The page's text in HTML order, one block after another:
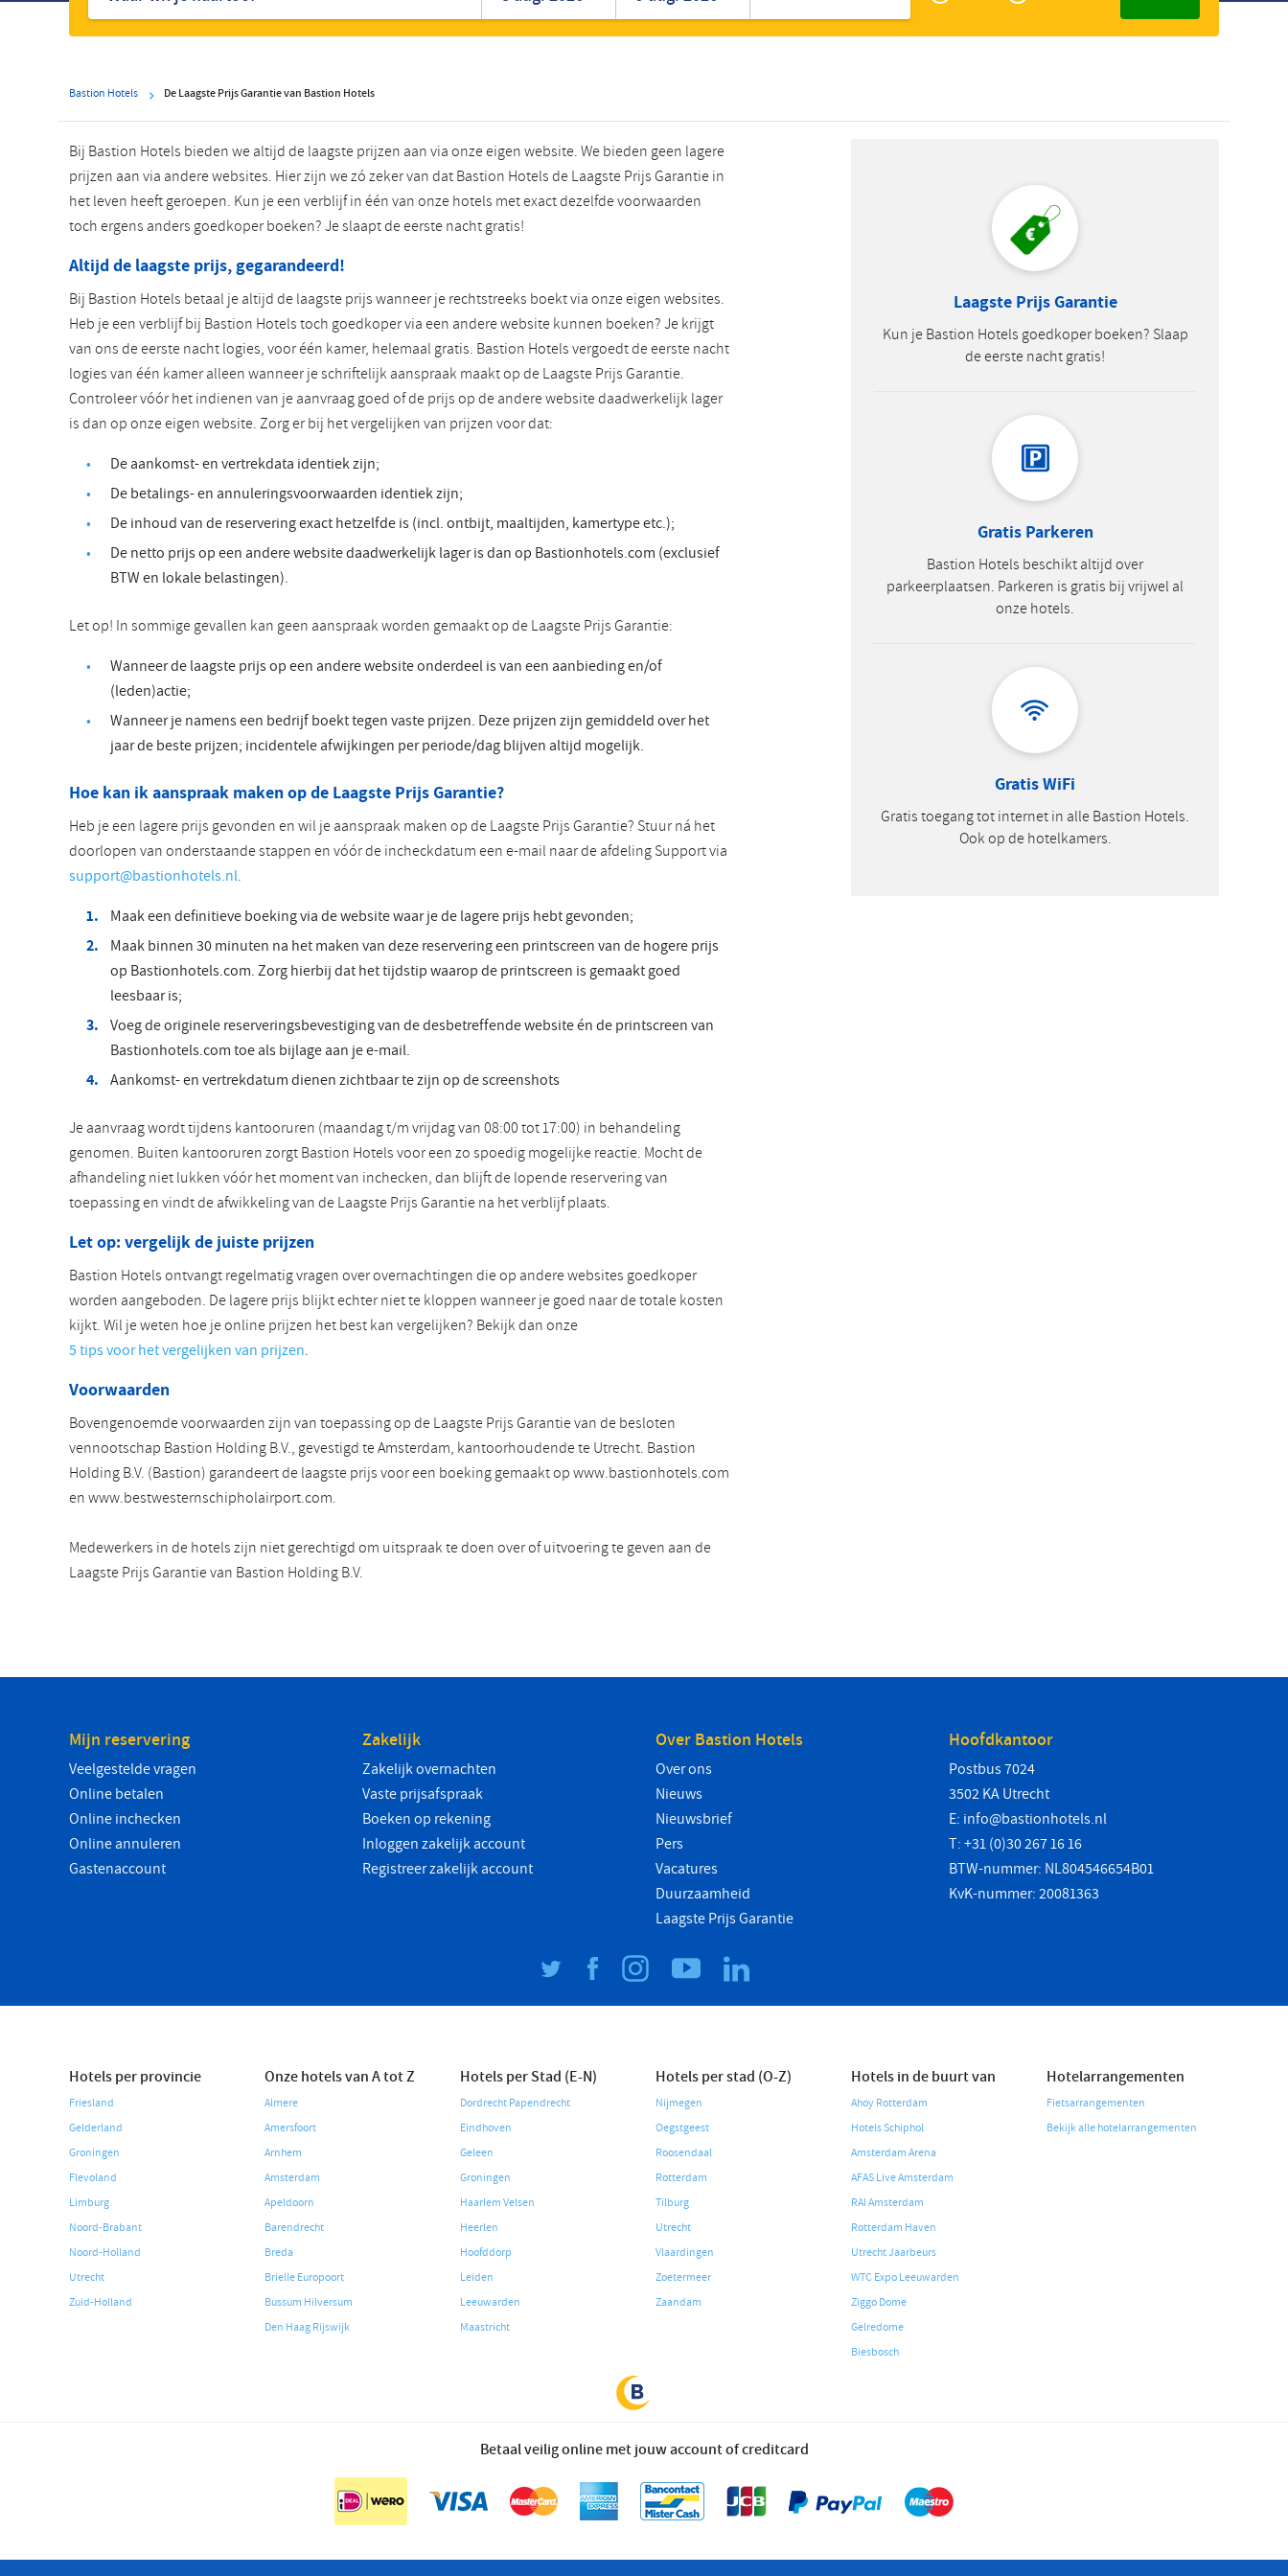
Roemeens Turks
Bastion Hotels De Laagste Prijs Garantie van Bastion Hotels
Bij Bastion Hotels bieden we altijd de laagste prijzen aan via onze eigen website. We bieden geen lagere
prijzen aan via andere websites. Hier zijn we zó zeker van dat Bastion Hotels de Laagste Prijs Garantie in
het leven heeft geroepen. Kun je een verblijf in één van onze hotels met exact dezelfde voorwaarden
toch ergens anders goedkoper boeken? Je slaapt de eerste nacht gratis!
Altijd de laagste prijs, gegarandeerd!
Bij Bastion Hotels betaal je altijd de laagste prijs wanneer je rechtstreeks boekt via onze eigen websites.
Heb je een verblijf bij Bastion Hotels toch goedkoper via een andere website kunnen boeken? Je krijgt
van ons de eerste nacht logies, voor één kamer, helemaal gratis. Bastion Hotels vergoedt de eerste nacht
logies van één kamer alleen wanneer je schriftelijk aanspraak maakt op de Laagste Prijs Garantie.
Controleer vóór het indienen van je aanvraag goed of de prijs op de andere website daadwerkelijk lager
is dan op onze eigen website. Zorg er bij het vergelijken van prijzen voor dat:
De aankomst- en vertrekdata identiek zijn;
De betalings- en annuleringsvoorwaarden identiek zijn;
De inhoud van de reservering exact hetzelfde is (incl. ontbijt, maaltijden, kamertype etc.);
De netto prijs op een andere website daadwerkelijk lager is dan op Bastionhotels.com (exclusief
BTW en lokale belastingen).
Let op! In sommige gevallen kan geen aanspraak worden gemaakt op de Laagste Prijs Garantie:
Wanneer de laagste prijs op een andere website onderdeel is van een aanbieding en/of
(leden)actie;
Wanneer je namens een bedrijf boekt tegen vaste prijzen. Deze prijzen zijn gemiddeld over het
jaar de beste prijzen; incidentele afwijkingen per periode/dag blijven altijd mogelijk.
Hoe kan ik aanspraak maken op de Laagste Prijs Garantie?
Heb je een lagere prijs gevonden en wil je aanspraak maken op de Laagste Prijs Garantie? Stuur ná het
doorlopen van onderstaande stappen en vóór de incheckdatum een e-mail naar de afdeling Support via
support@bastionhotels.nl.
Maak een definitieve boeking via de website waar je de lagere prijs hebt gevonden;
Maak binnen 30 minuten na het maken van deze reservering een printscreen van de hogere prijs
op Bastionhotels.com. Zorg hierbij dat het tijdstip waarop de printscreen is gemaakt goed
leesbaar is;
Voeg de originele reserveringsbevestiging van de desbetreffende website én de printscreen van
Bastionhotels.com toe als bijlage aan je e-mail.
Aankomst- en vertrekdatum dienen zichtbaar te zijn op de screenshots
Je aanvraag wordt tijdens kantooruren (maandag t/m vrijdag van 08:00 tot 17:00) in behandeling
genomen. Buiten kantooruren zorgt Bastion Hotels voor een zo spoedig mogelijke reactie. Mocht de
afhandeling niet lukken vóór het moment van inchecken, dan blijft de lopende reservering van
toepassing en vindt de afwikkeling van de Laagste Prijs Garantie na het verblijf plaats.
Let op: vergelijk de juiste prijzen
Bastion Hotels ontvangt regelmatig vragen over overnachtingen die op andere websites goedkoper
worden aangeboden. De lagere prijs blijkt echter niet te kloppen wanneer je goed naar de totale kosten
kijkt. Wil je weten hoe je online prijzen het best kan vergelijken? Bekijk dan onze
5 tips voor het vergelijken van prijzen.
Voorwaarden
Bovengenoemde voorwaarden zijn van toepassing op de Laagste Prijs Garantie van de besloten
vennootschap Bastion Holding B.V., gevestigd te Amsterdam, kantoorhoudende te Utrecht. Bastion
Holding B.V. (Bastion) garandeert de laagste prijs voor een boeking gemaakt op www.bastionhotels.com
en www.bestwesternschipholairport.com.
Medewerkers in de hotels zijn niet gerechtigd om uitspraak te doen over of uitvoering te geven aan de
Laagste Prijs Garantie van Bastion Holding B.V.
Laagste Prijs Garantie
Kun je Bastion Hotels goedkoper boeken? Slaap
de eerste nacht gratis!
Gratis Parkeren
Bastion Hotels beschikt altijd over
parkeerplaatsen. Parkeren is gratis bij vrijwel al
onze hotels.
Gratis WiFi
Gratis toegang tot internet in alle Bastion Hotels.
Ook op de hotelkamers.
Mijn reservering
Veelgestelde vragen
Online betalen
Online inchecken
Online annuleren
Gastenaccount
Zakelijk
Zakelijk overnachten
Vaste prijsafspraak
Boeken op rekening
Inloggen zakelijk account
Registreer zakelijk account
Over Bastion Hotels
Over ons
Nieuws
Nieuwsbrief
Pers
Vacatures
Duurzaamheid
Laagste Prijs Garantie
Hoofdkantoor
Postbus 7024
3502 KA Utrecht
E: info@bastionhotels.nl
T: +31 (0)30 267 16 16
BTW-nummer: NL804546654B01
KvK-nummer: 20081363
Hotels per provincie
Friesland
Gelderland
Groningen
Flevoland
Limburg
Noord-Brabant
Noord-Holland
Utrecht
Zuid-Holland
Onze hotels van A tot Z
Almere
Amersfoort
Arnhem
Amsterdam
Apeldoorn
Barendrecht
Breda
Brielle Europoort
Bussum Hilversum
Den Haag Rijswijk
Hotels per Stad (E-N)
Dordrecht Papendrecht
Eindhoven
Geleen
Groningen
Haarlem Velsen
Heerlen
Hoofddorp
Leiden
Leeuwarden
Maastricht
Hotels per stad (O-Z)
Nijmegen
Oegstgeest
Roosendaal
Rotterdam
Tilburg
Utrecht
Vlaardingen
Zoetermeer
Zaandam
Hotels in de buurt van
Ahoy Rotterdam
Hotels Schiphol
Amsterdam Arena
AFAS Live Amsterdam
RAI Amsterdam
Rotterdam Haven
Utrecht Jaarbeurs
WTC Expo Leeuwarden
Ziggo Dome
Gelredome
Biesbosch
Hotelarrangementen
Fietsarrangementen
Bekijk alle hotelarrangementen
Betaal veilig online met jouw account of creditcard